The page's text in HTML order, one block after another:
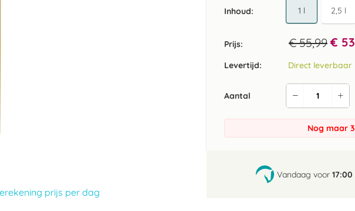
Inhoud 1 l 2,5 l
Prijs: € 55,99 €
Levertijd: Direct leverbaar
Aantal
de
Verlaag
de
aantal
Nog maar
Vandaag voor
prijs per dag